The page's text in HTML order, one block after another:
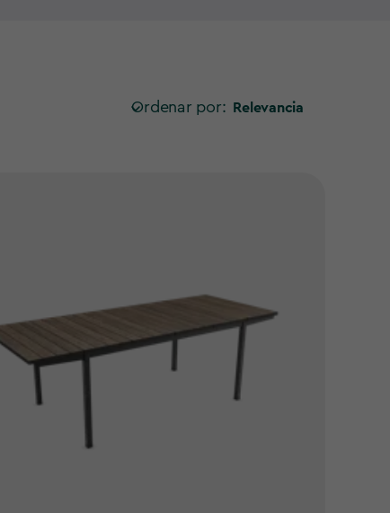
Ordenar por: Relevancia